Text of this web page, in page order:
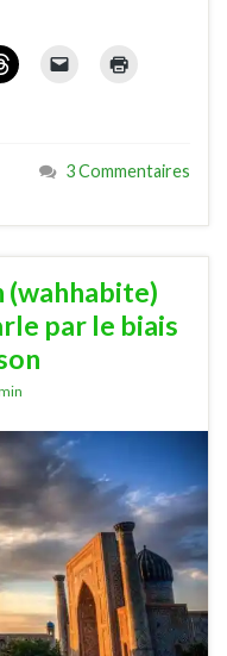
3 Commentaires
(wahhabite)
par le biais